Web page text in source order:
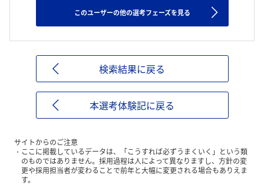
このユーザーの他の選考フェーズを見る
検索結果に戻る
本選考体験記に戻る
サイトからのご注意
ここに掲載しているデータは、「こうすれば必ずうまくいく」という類
のものではありません。採用過程は人によって異なりますし、方針の変
更や採用担当者が変わることで前年と大幅に変更される場合もありえま
す。